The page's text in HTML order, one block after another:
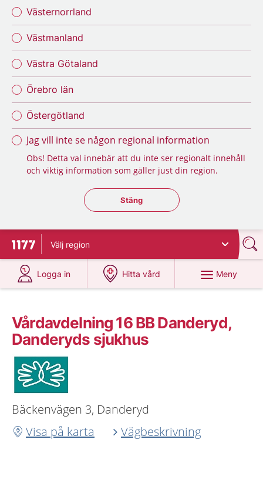
Västernorrland
Västmanland
Västra Götaland
Örebro län
Östergötland
Jag vill inte se någon regional information
Obs! Detta val innebär att du inte ser regionalt innehåll
och viktig information som gäller just din region.
Stäng regionsväljaren
Stäng
Till startsidan för 1177
Välj region
Logga in
på 1177.se
Hitta vård
på 1177.se
Meny
Vårdavdelning 16 BB Danderyd,
Danderyds sjukhus
Bäckenvägen 3, Danderyd
Visa på karta
Vägbeskrivning